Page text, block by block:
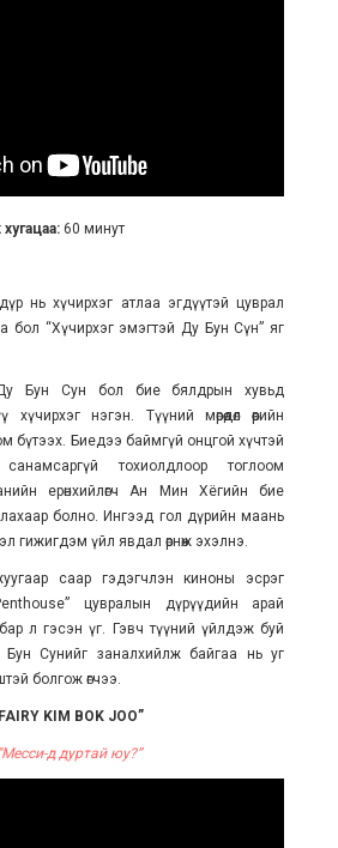
60 минут
нь хүчирхэг атлаа эгдүүтэй цуврал
бол “Хүчирхэг эмэгтэй Ду Бун Сүн” яг
Бун Сун бол бие бялдрын хувьд
нэгэн. Түүний мөрөөдөл өөрийн
бүтээх. Биедээ баймгүй онцгой хүчтэй
тохиолдлоор тоглоом
ерөнхийлөгч Ан Мин Хёгийн бие
болно. Ингээд гол дүрийн маань
гижигдэм үйл явдал өрнөж эхэлнэ.
саар гэдэгчлэн киноны эсрэг
цувралын дүрүүдийн арай
л гэсэн үг. Гэвч түүний үйлдэж буй
Бун Сунийг заналхийлж байгаа нь уг
болгож өгчээ.
KIM BOK JOO”
“Месси-д дуртай юу?”